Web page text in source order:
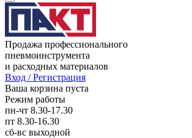
Продажа профессионального
пневмоинструмента
и расходных материалов
Вход / Регистрация
Ваша корзина пуста
Режим работы
пн-чт 8.30-17.30
пт 8.30-16.30
сб-вс выходной